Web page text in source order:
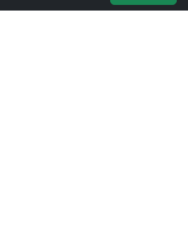
награды